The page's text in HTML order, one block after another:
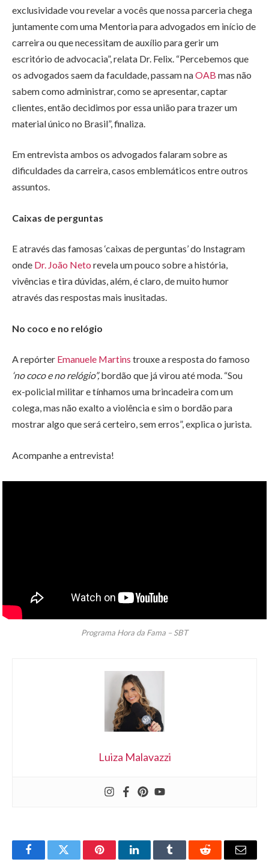
exclusividade vou revelar a vocês que nossa parceria chega
juntamente com uma Mentoria para advogados em início de
carreira ou que necessitam de auxílio para gerir um
escritório de advocacia”, relata Dr. Felix. “Percebemos que
os advogados saem da faculdade, passam naOAB mas não
sabem como administrar, como se apresentar, captar
clientes, então decidimos por essa união para trazer um
material único no Brasil”, finaliza.
Em entrevista ambos os advogados falaram sobre as
dificuldades da carreira, casos emblemáticos entre outros
assuntos.
Caixas de perguntas
E através das famosas ‘caixas de perguntas’ do Instagram
onde Dr. João Neto revela um pouco sobre a história,
vivências e tira dúvidas, além, é claro, de muito humor
através das respostas mais inusitadas.
No coco e no relógio
A repórter Emanuele Martins trouxe a resposta do famoso
‘no coco e no relógio”,bordão que já virou até moda. “Sou
ex-policial militar e tínhamos uma brincadeira com um
colega, mas não exalto a violência e sim o bordão para
mostrar algo que será certeiro, sem erros”, explica o jurista.
Acompanhe a entrevista!
Programa Hora da Fama – SBT
Luiza Malavazzi
FacebookTwitter PinterestLinkedInTumblr Reddit Email